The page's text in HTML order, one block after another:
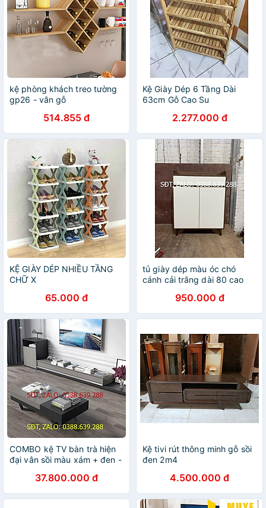
kệ phòng khách treo tường
gp26 - vân gỗ
514.855 đ
Kệ Giày Dép 6 Tầng Dài
63cm Gỗ Cao Su
2.277.000 đ
KỆ GIÀY DÉP NHIỀU TẦNG
CHỮ X
65.000 đ
tủ giày dép màu óc chó
cánh cải trắng dài 80 cao
giá tại xưởng950.000 đ
COMBO kệ TV bàn trà hiện
đại vân sồi màu xám + đen -
sốc LUX-KTV09
37.800.000 đ
Kệ tivi rút thông minh gỗ sồi
đen 2m4
4.500.000 đ